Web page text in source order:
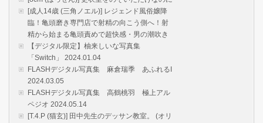
[成人14歳 (三角ノエル)] レジェンド風俗嬢降
臨！亀頭磨き専門店で射精の向こう側へ！射
精から始まる亀頭責めで超快感・男の潮吹き
【デジタル限定】柚来しいな写真集
「Switch」 2024.01.04
FLASHデジタル写真集 麻倉瑞季 あふれるI
2024.03.05
FLASHデジタル写真集 高鶴桃羽 極上アル
ペジオ 2024.05.14
[T.4.P (猫玄)] 田中先生のデッサン教室。 (オリ